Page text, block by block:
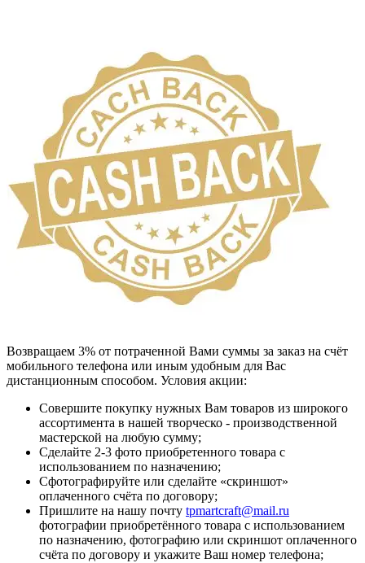
Возвращаем 3% от потраченной Вами суммы за заказ на счёт
мобильного телефона или иным удобным для Вас
дистанционным способом. Условия акции:
Совершите покупку нужных Вам товаров из широкого
ассортимента в нашей творческо - производственной
мастерской на любую сумму;
Сделайте 2-3 фото приобретенного товара с
использованием по назначению;
Сфотографируйте или сделайте «скриншот»
оплаченного счёта по договору;
Пришлите на нашу почту tpmartcraft@mail.ru
фотографии приобретённого товара с использованием
по назначению, фотографию или скриншот оплаченного
счёта по договору и укажите Ваш номер телефона;